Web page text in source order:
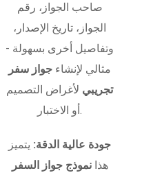
صاحب الجواز، رقم
الجواز، تاريخ الإصدار،
وتفاصيل أخرى بسهولة -
مثالي لإنشاء جواز سفر
تجريبي لأغراض التصميم
أو الاختبار.
جودة عالية الدقة: يتميز
هذانموذج جواز السفر